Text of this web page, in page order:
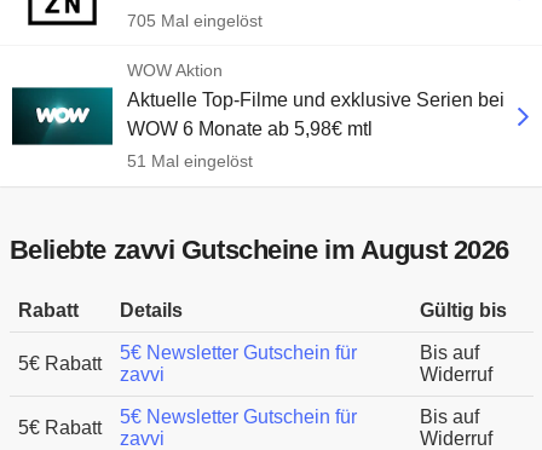
705 Mal eingelöst
WOW Aktion
Aktuelle Top-Filme und exklusive Serien bei
WOW 6 Monate ab 5,98€ mtl
51 Mal eingelöst
Beliebte zavvi Gutscheine im August 2026
Rabatt Details Gültig bis
5€ Rabatt
5€ Newsletter Gutschein für
zavvi
Bis auf
Widerruf
5€ Rabatt
5€ Newsletter Gutschein für
zavvi
Bis auf
Widerruf